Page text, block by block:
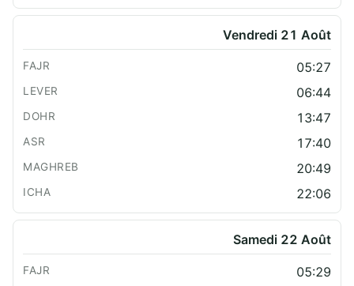
Vendredi 21 Août
05:27
06:44
13:47
17:40
20:49
22:06
Samedi 22 Août
05:29